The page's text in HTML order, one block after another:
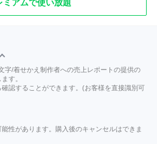
ミアムで使い放題
字/着せかえ制作者への売上レポートの提供の
す。
認することができます。(お客様を直接識別可
性があります。購入後のキャンセルはできま